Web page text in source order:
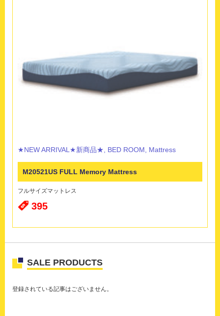
★NEW ARRIVAL★新商品★ BED ROOM Mattress
M20521US FULL Memory Mattress
フルサイズマットレス
395
SALE PRODUCTS
登録されている記事はございません。